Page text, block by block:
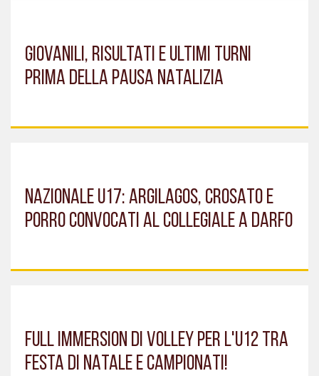
GIOVANILI, RISULTATI E ULTIMI TURNI
PRIMA DELLA PAUSA NATALIZIA
NAZIONALE U17: ARGILAGOS, CROSATO E
PORRO CONVOCATI AL COLLEGIALE A DARFO
FULL IMMERSION DI VOLLEY PER L'U12 TRA
FESTA DI NATALE E CAMPIONATI!